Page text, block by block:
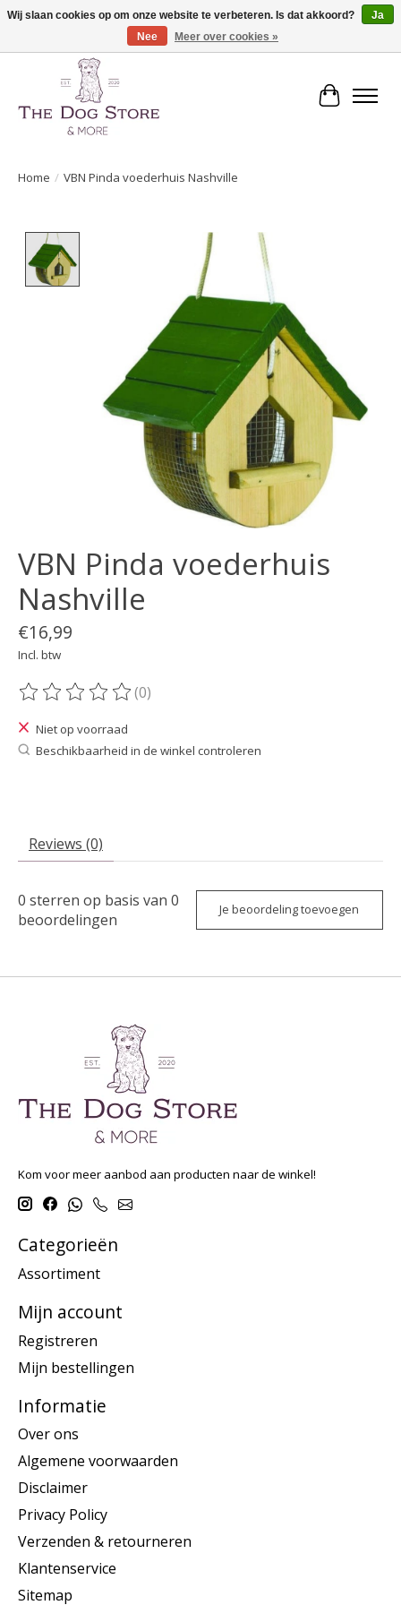
De speciaalzaak in hondenartikelen en meer!
Home / VBN Pinda voederhuis Nashville
Product image slideshow Items
VBN Pinda voederhuis
Nashville
€16,99
Incl. btw
De beoordeling van dit product is
(0)
Niet op voorraad
Beschikbaarheid in de winkel controleren
Reviews (0)
0 sterren op basis van 0
beoordelingen
Je beoordeling toevoegen
Kom voor meer aanbod aan producten naar de winkel!
Categorieën
Assortiment
Mijn account
Registreren
Mijn bestellingen
Informatie
Over ons
Algemene voorwaarden
Disclaimer
Privacy Policy
Verzenden & retourneren
Klantenservice
Sitemap
Wij slaan cookies op om onze website te verbeteren. Is dat akkoord?
Ja
Nee
Meer over cookies »